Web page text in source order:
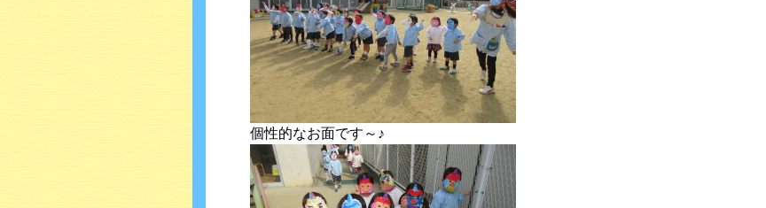
個性的なお面です～♪